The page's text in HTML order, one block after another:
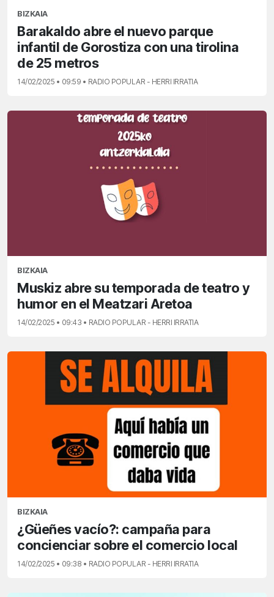
BIZKAIA
Barakaldo abre el nuevo parque
infantil de Gorostiza con una tirolina
de 25 metros
14/02/2025 • 09:59 • RADIO POPULAR - HERRI IRRATIA
BIZKAIA
Muskiz abre su temporada de teatro y
humor en el Meatzari Aretoa
14/02/2025 • 09:43 • RADIO POPULAR - HERRI IRRATIA
BIZKAIA
¿Güeñes vacío?: campaña para
concienciar sobre el comercio local
14/02/2025 • 09:38 • RADIO POPULAR - HERRI IRRATIA